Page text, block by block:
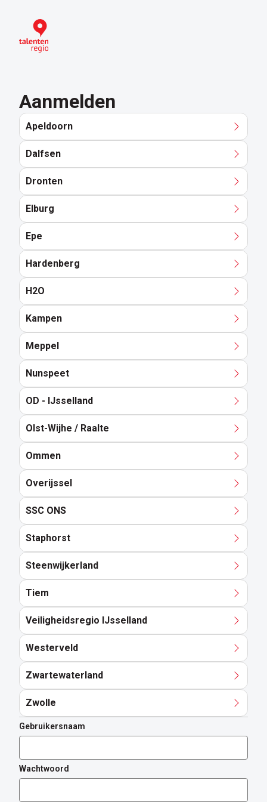
hoofdinhoud
Aanmelden
Apeldoorn
Dalfsen
Dronten
Elburg
Epe
Hardenberg
H2O
Kampen
Meppel
Nunspeet
OD - IJsselland
Olst-Wijhe / Raalte
Ommen
Overijssel
SSC ONS
Staphorst
Steenwijkerland
Tiem
Veiligheidsregio IJsselland
Westerveld
Zwartewaterland
Zwolle
Gebruikersnaam
Wachtwoord